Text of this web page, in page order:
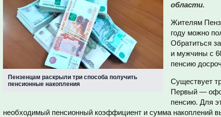
Пензенцам раскрыли три способа получить
пенсионные накопления
области.
Жителям
году можно
Обратиться
и мужчины с
пенсию
Существует
Первый —
пенсию. Для
необходимый пенсионный коэффициент и сумма накоплений